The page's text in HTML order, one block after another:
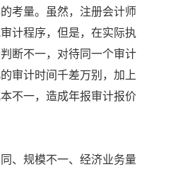
考量。虽然，注册会计师
计程序，但是，在实际执
断不一，对待同一个审计
审计时间千差万别，加上
不一，造成年报审计报价
、规模不一、经济业务量